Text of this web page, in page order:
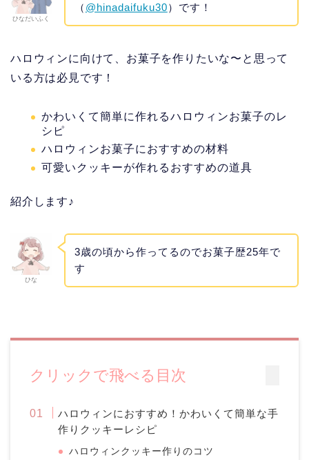
ひなだいふく
（ @hinadaifuku30）です！
ハロウィンに向けて、お菓子を作りたいな〜と思って
いる方は必見です！
かわいくて簡単に作れるハロウィンお菓子のレ
シピ
ハロウィンお菓子におすすめの材料
可愛いクッキーが作れるおすすめの道具
紹介します♪
ひな
3歳の頃から作ってるのでお菓子歴25年で
す
クリックで飛べる目次
ハロウィンにおすすめ！かわいくて簡単な手
作りクッキーレシピ
ハロウィンクッキー作りのコツ